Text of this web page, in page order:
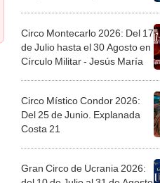
Circo Montecarlo 2026: Del 17
de Julio hasta el 30 Agosto en
Círculo Militar - Jesús María
Circo Místico Condor 2026:
Del 25 de Junio. Explanada
Costa 21
Gran Circo de Ucrania 2026: